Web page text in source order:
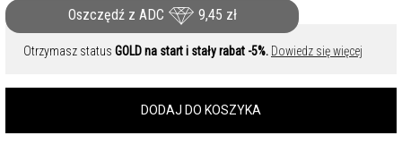
Oszczędź z ADC 9,45 zł
Otrzymasz status GOLD na start i stały rabat -5%. Dowiedz się więcej
DODAJ DO KOSZYKA